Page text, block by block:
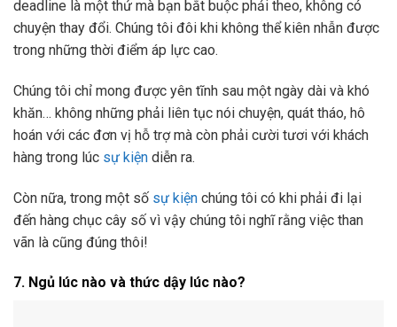
deadline là một thứ mà bạn bắt buộc phải theo, không có
chuyện thay đổi. Chúng tôi đôi khi không thể kiên nhẫn được
trong những thời điểm áp lực cao.
Chúng tôi chỉ mong được yên tĩnh sau một ngày dài và khó
khăn… không những phải liên tục nói chuyện, quát tháo, hô
hoán với các đơn vị hỗ trợ mà còn phải cười tươi với khách
hàng trong lúc sự kiện diễn ra.
Còn nữa, trong một số sự kiện chúng tôi có khi phải đi lại
đến hàng chục cây số vì vậy chúng tôi nghĩ rằng việc than
vãn là cũng đúng thôi!
7. Ngủ lúc nào và thức dậy lúc nào?